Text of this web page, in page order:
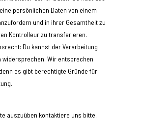
persönlichen Daten von einem
und in ihrer Gesamtheit zu
Kontrolleur zu transferieren.
Du kannst der Verarbeitung
widersprechen. Wir entsprechen
es gibt berechtigte Gründe für
auszuüben kontaktiere uns bitte.